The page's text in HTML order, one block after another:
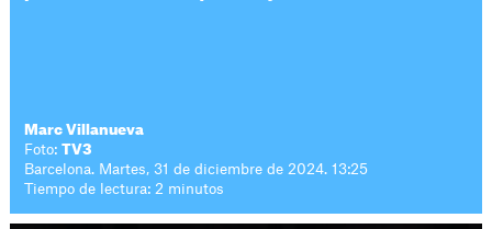
Marc Villanueva
Foto:TV3
Barcelona. Martes, 31 de diciembre de 2024. 13:25
Tiempo de lectura: 2 minutos